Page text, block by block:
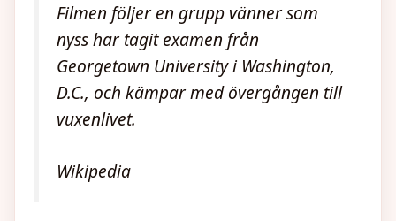
Filmen följer en grupp vänner som
nyss har tagit examen från
Georgetown University i Washington,
D.C., och kämpar med övergången till
vuxenlivet.
Wikipedia